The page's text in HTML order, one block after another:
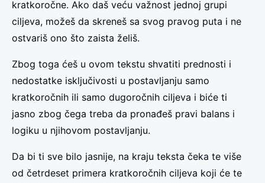
kratkoročne. Ako daš veću važnost jednoj grupi
ciljeva, možeš da skreneš sa svog pravog puta i ne
ostvariš ono što zaista želiš.
Zbog toga ćeš u ovom tekstu shvatiti prednosti i
nedostatke isključivosti u postavljanju samo
kratkoročnih ili samo dugoročnih ciljeva i biće ti
jasno zbog čega treba da pronađeš pravi balans i
logiku u njihovom postavljanju.
Da bi ti sve bilo jasnije, na kraju teksta čeka te više
od četrdeset primera kratkoročnih ciljeva koji će te